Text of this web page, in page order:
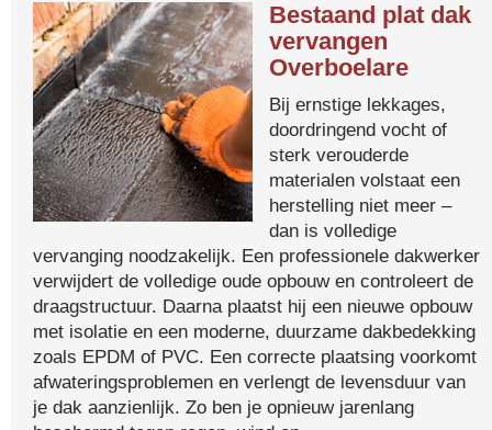
Bestaand plat dak
vervangen
Overboelare
Bij ernstige lekkages,
doordringend vocht of
sterk verouderde
materialen volstaat een
herstelling niet meer –
dan is volledige
vervanging noodzakelijk. Een professionele dakwerker
verwijdert de volledige oude opbouw en controleert de
draagstructuur. Daarna plaatst hij een nieuwe opbouw
met isolatie en een moderne, duurzame dakbedekking
zoals EPDM of PVC. Een correcte plaatsing voorkomt
afwateringsproblemen en verlengt de levensduur van
je dak aanzienlijk. Zo ben je opnieuw jarenlang